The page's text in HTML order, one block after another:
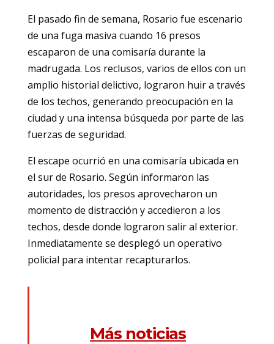
El pasado fin de semana, Rosario fue escenario
de una fuga masiva cuando 16 presos
escaparon de una comisaría durante la
madrugada. Los reclusos, varios de ellos con un
amplio historial delictivo, lograron huir a través
de los techos, generando preocupación en la
ciudad y una intensa búsqueda por parte de las
fuerzas de seguridad.
El escape ocurrió en una comisaría ubicada en
el sur de Rosario. Según informaron las
autoridades, los presos aprovecharon un
momento de distracción y accedieron a los
techos, desde donde lograron salir al exterior.
Inmediatamente se desplegó un operativo
policial para intentar recapturarlos.
Más noticias